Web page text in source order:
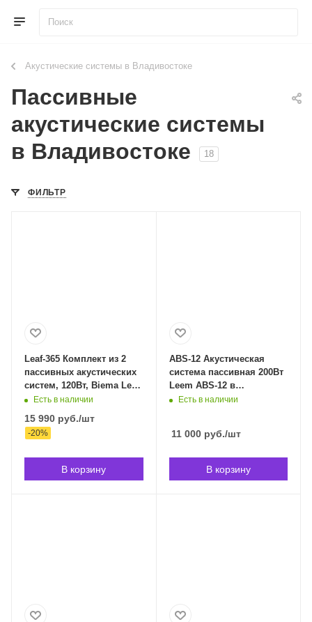
Акустические системы в Владивостоке
Пассивные
акустические системы
в Владивостоке
18
ФИЛЬТР
Leaf-365 Комплект из 2
пассивных акустических
систем, 120Вт, Biema Leaf-
365 в Владивостоке
Есть в наличии
15 990 руб./шт
-20%
В корзину
ABS-12 Акустическая
система пассивная 200Вт
Leem ABS-12 в
Владивостоке
Есть в наличии
11 000руб./шт
В корзину